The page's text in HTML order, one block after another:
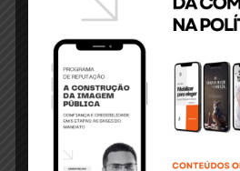
desempenhou
fundamental na
organização do
proporcionando
ambiente